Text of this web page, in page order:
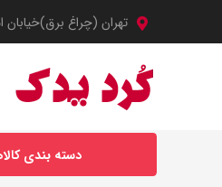
تهران (چراغ برق)خیابان
دسته بندی